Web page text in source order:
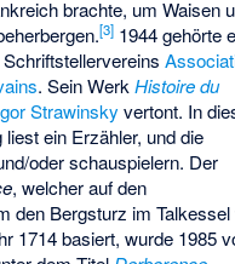
brachte, um Waisen
[3] 1944 gehörte
. Sein WerkHistoire du
Strawinsky vertont. In
ein Erzähler, und die
oder schauspielern. Der
, welcher auf den
den Bergsturz im Talkessel
1714 basiert, wurde 1985